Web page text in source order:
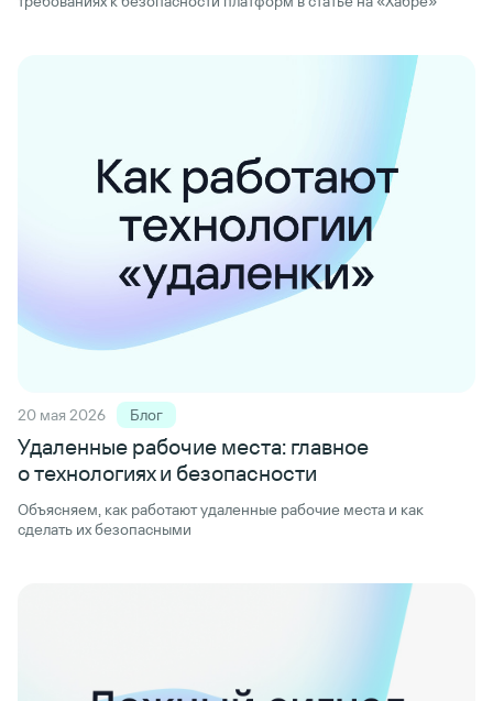
20 мая 2026 Блог
Удаленные рабочие места: главное
о технологиях и безопасности
Объясняем, как работают удаленные рабочие места и как
сделать их безопасными